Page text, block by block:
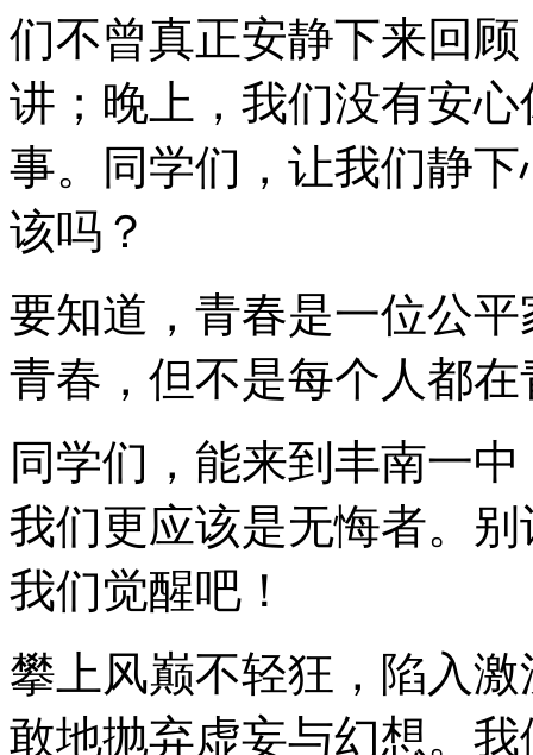
们不曾真正安静下来回
讲；晚上，我们没有安
事。同学们，让我们静
该吗？
要知道，青春是一位公
青春，但不是每个人都
同学们，能来到丰南一
我们更应该是无悔者。
我们觉醒吧！
攀上风巅不轻狂，陷入
敢地抛弃虚妄与幻想。